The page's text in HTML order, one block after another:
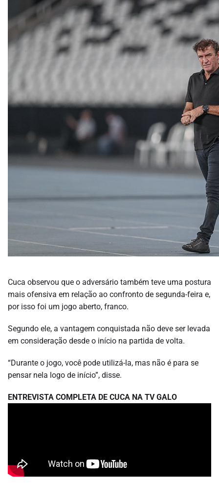
Cuca observou que o adversário também teve uma postura
mais ofensiva em relação ao confronto de segunda-feira e,
por isso foi um jogo aberto, franco.
Segundo ele, a vantagem conquistada não deve ser levada
em consideração desde o início na partida de volta.
“Durante o jogo, você pode utilizá-la, mas não é para se
pensar nela logo de início”, disse.
ENTREVISTA COMPLETA DE CUCA NA TV GALO